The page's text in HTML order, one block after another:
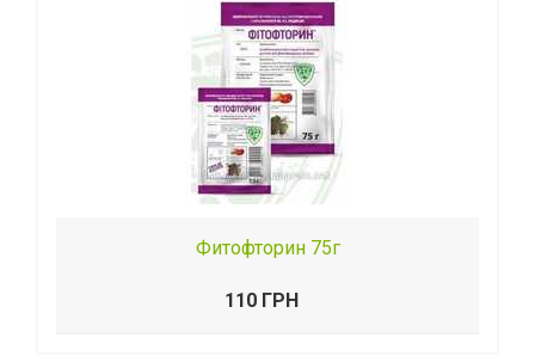
Фитофторин 75г
110 ГРН